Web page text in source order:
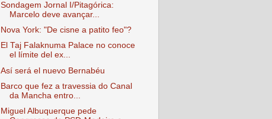
Sondagem Jornal I/Pitagórica:
Marcelo deve avançar...
Nova York: "De cisne a patito feo"?
El Taj Falaknuma Palace no conoce
el límite del ex...
Así será el nuevo Bernabéu
Barco que fez a travessia do Canal
da Mancha entro...
Miguel Albuquerque pede